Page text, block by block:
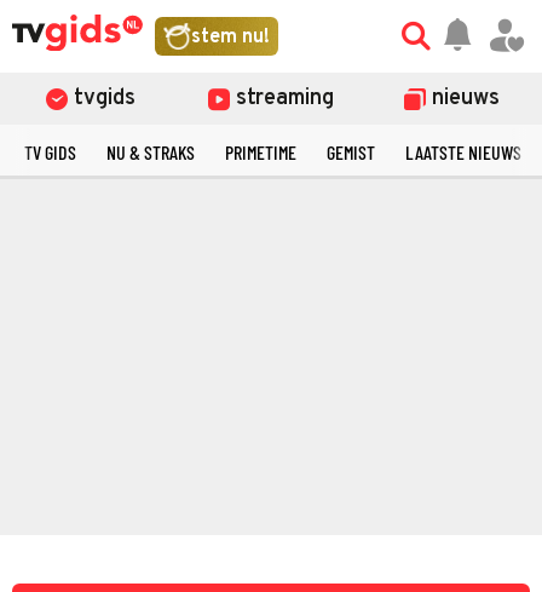
stem nu!
tvgids streaming nieuws
TV GIDS NU & STRAKS PRIMETIME GEMIST LAATSTE NIEUWS